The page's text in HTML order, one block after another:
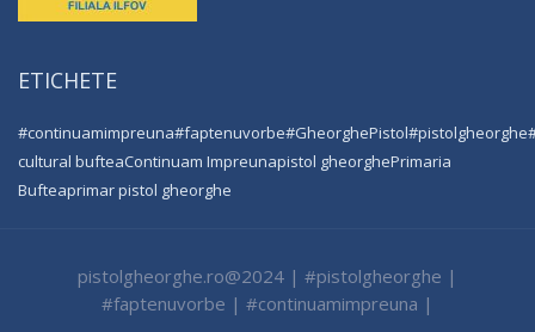
ETICHETE
#continuamimpreuna#faptenuvorbe#GheorghePistol#pistolgheorghe
cultural bufteaContinuam Impreunapistol gheorghePrimaria
Bufteaprimar pistol gheorghe
pistolgheorghe.ro@2024 | #pistolgheorghe |
#faptenuvorbe | #continuamimpreuna |